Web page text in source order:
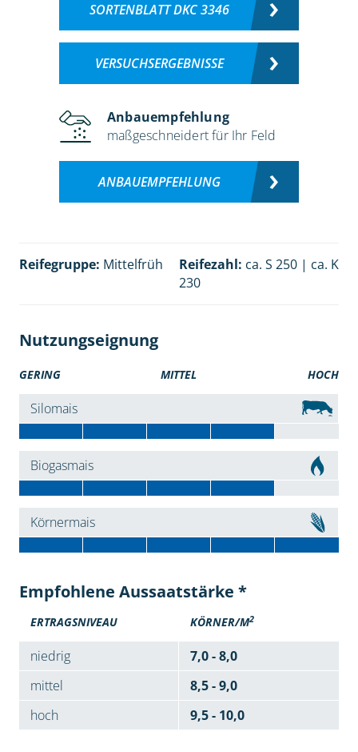
SORTENBLATT DKC 3346
VERSUCHSERGEBNISSE
Anbauempfehlung
maßgeschneidert für Ihr Feld
ANBAUEMPFEHLUNG
Reifegruppe: Mittelfrüh Reifezahl: ca. S 250 | ca. K
230
Nutzungseignung
GERING MITTEL HOCH
Silomais
Biogasmais
Körnermais
Empfohlene Aussaatstärke *
ERTRAGSNIVEAU KÖRNER/M2
niedrig
7,0 - 8,0
mittel
8,5 - 9,0
hoch
9,5 - 10,0